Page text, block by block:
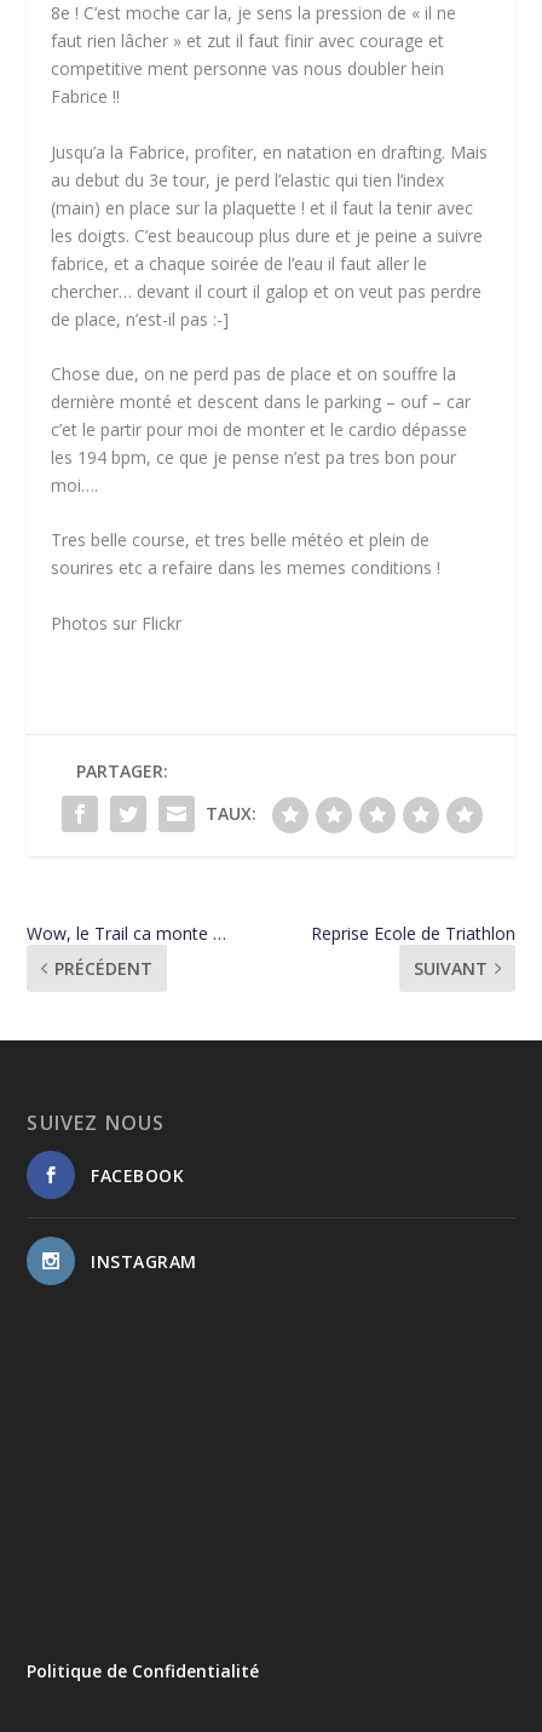
8e ! C’est moche car la, je sens la pression de « il ne
faut rien lâcher » et zut il faut finir avec courage et
competitive ment personne vas nous doubler hein
Fabrice !!
Jusqu’a la Fabrice, profiter, en natation en drafting. Mais
au debut du 3e tour, je perd l’elastic qui tien l’index
(main) en place sur la plaquette ! et il faut la tenir avec
les doigts. C’est beaucoup plus dure et je peine a suivre
fabrice, et a chaque soirée de l’eau il faut aller le
chercher… devant il court il galop et on veut pas perdre
de place, n’est-il pas :-]
Chose due, on ne perd pas de place et on souffre la
dernière monté et descent dans le parking – ouf – car
c’et le partir pour moi de monter et le cardio dépasse
les 194 bpm, ce que je pense n’est pa tres bon pour
moi….
Tres belle course, et tres belle météo et plein de
sourires etc a refaire dans les memes conditions !
Photos sur Flickr
PARTAGER:
TAUX:
Wow, le Trail ca monte …
PRÉCÉDENT
Reprise Ecole de Triathlon
SUIVANT
SUIVEZ NOUS
FACEBOOK
INSTAGRAM
Politique de Confidentialité